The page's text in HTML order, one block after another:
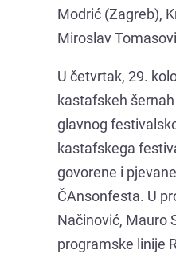
Modrić (Zagreb),
Miroslav
U četvrtak, 29.
kastafskeh
glavnog
kastafskega
govorene i
ČAnsonfesta. U
Načinović, Mauro
programske linije